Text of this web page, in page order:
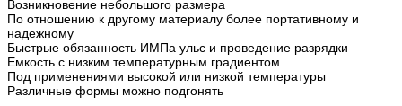
Возникновение небольшого размера
По отношению к другому материалу более портативному и
надежному
Быстрые обязанность ИМПа ульс и проведение разрядки
Емкость с низким температурным градиентом
Под применениями высокой или низкой температуры
Различные формы можно подгонять